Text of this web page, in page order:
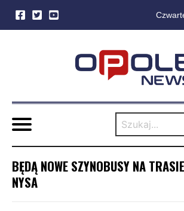
BĘDĄ NOWE SZYNOBUSY NA
NYSA